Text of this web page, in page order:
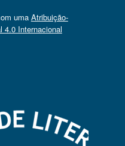
uma Atribuição-
4.0 Internacional